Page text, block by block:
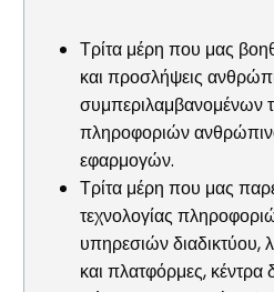
Τρίτα μέρη που μας
και προσλήψεις
συμπεριλαμβανομένων
πληροφοριών
εφαρμογών.
Τρίτα μέρη που μας
τεχνολογίας
υπηρεσιών διαδικτύου,
και πλατφόρμες,